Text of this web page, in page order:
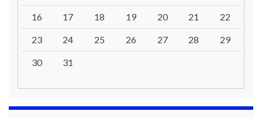
16 17 18 19 20 21 22
23 24 25 26 27 28 29
30 31